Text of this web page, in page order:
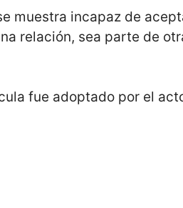
muestra incapaz de
relación, sea parte de
fue adoptado por el